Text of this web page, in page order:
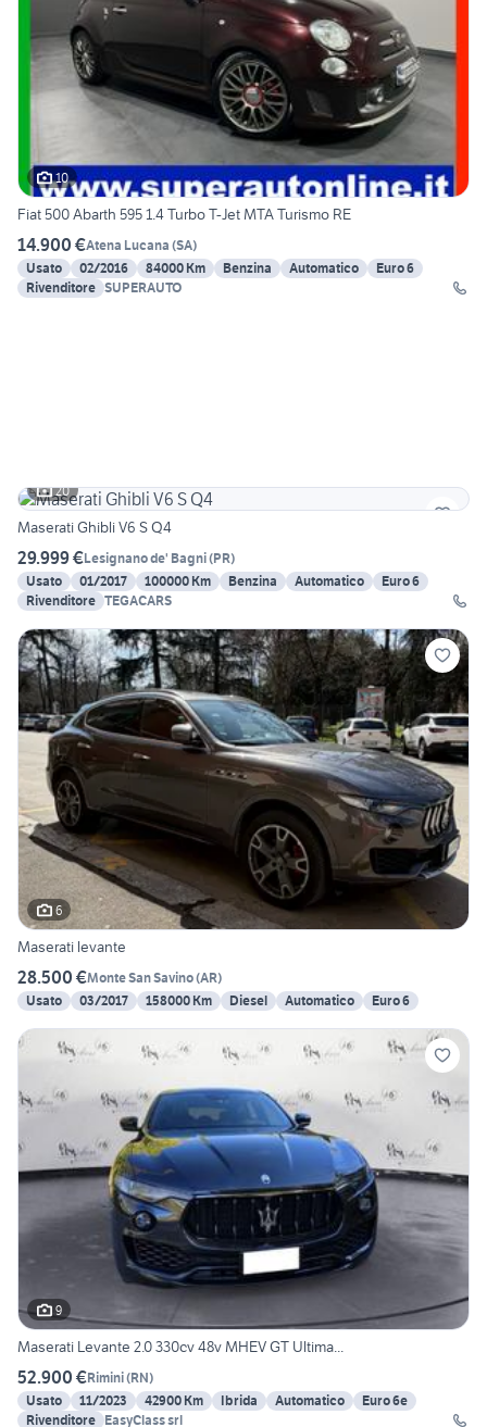
10
Fiat 500 Abarth 595 1.4 Turbo T-Jet MTA Turismo RE
14.900 €Atena Lucana (SA)
Usato
02/2016 84000 Km Benzina Automatico
Euro 6
Rivenditore SUPERAUTO
20
Maserati Ghibli V6 S Q4
29.999 €Lesignano de' Bagni(PR)
Usato
01/2017 100000 Km Benzina Automatico
Euro 6
Rivenditore TEGACARS
6
Maserati levante
28.500 €Monte San Savino(AR)
Usato
03/2017 158000 Km Diesel Automatico Euro 6
9
Maserati Levante 2.0 330cv 48v MHEV GT Ultima...
52.900 €Rimini(RN)
Usato
11/2023 42900 Km Ibrida Automatico
Euro 6e
Rivenditore EasyClass srl